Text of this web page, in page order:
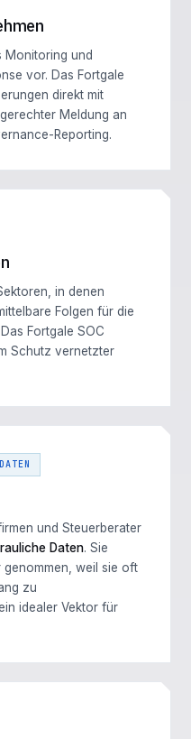
Monitoring und
vor. Das Fortgale
direkt mit
Meldung an
Reporting.
in denen
Folgen für die
Fortgale SOC
Schutz vernetzter
und Steuerberater
Daten. Sie
weil sie oft
zu
idealer Vektor für